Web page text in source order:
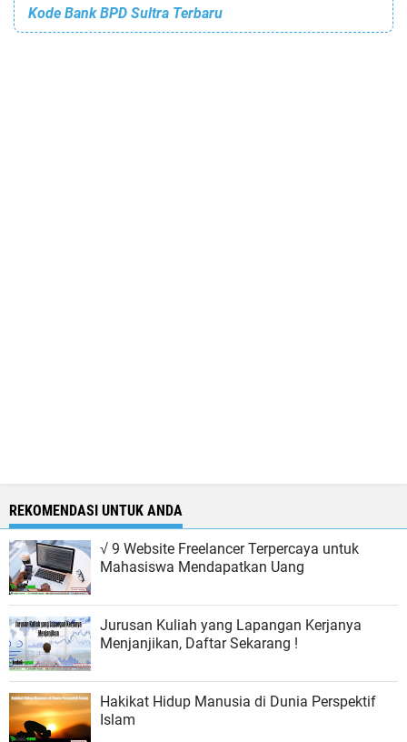
Kode Bank BPD Sultra Terbaru
REKOMENDASI UNTUK ANDA
√ 9 Website Freelancer Terpercaya untuk
Mahasiswa Mendapatkan Uang
Jurusan Kuliah yang Lapangan Kerjanya
Menjanjikan, Daftar Sekarang !
Hakikat Hidup Manusia di Dunia Perspektif
Islam